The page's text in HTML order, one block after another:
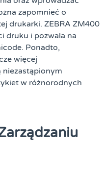
zapomnieć o
drukarki. ZEBRA ZM400
druku i pozwala na
Ponadto,
więcej
niezastąpionym
w różnorodnych